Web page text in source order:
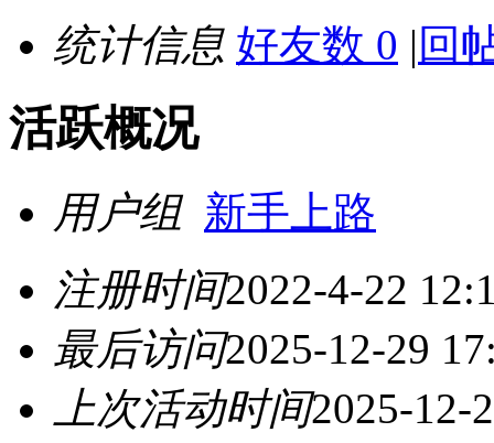
统计信息 好友数 0 | 回
活跃概况
用户组 新手上路
注册时间2022-4-22
最后访问2025-12-29
上次活动时间2025-12-